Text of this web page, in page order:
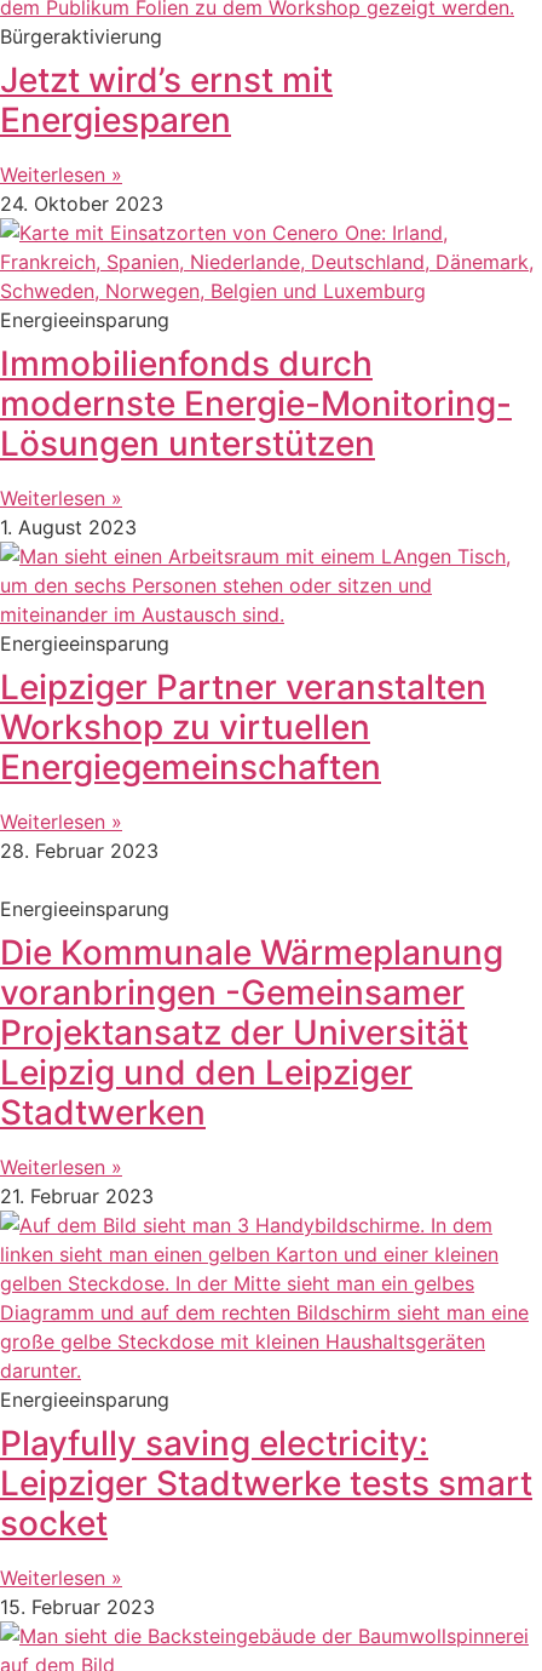
Bürgeraktivierung
Jetzt wird’s ernst mit
Energiesparen
Weiterlesen »
24. Oktober 2023
Energieeinsparung
Immobilienfonds durch
modernste Energie-Monitoring-
Lösungen unterstützen
Weiterlesen »
1. August 2023
Energieeinsparung
Leipziger Partner veranstalten
Workshop zu virtuellen
Energiegemeinschaften
Weiterlesen »
28. Februar 2023
Energieeinsparung
Die Kommunale Wärmeplanung
voranbringen -Gemeinsamer
Projektansatz der Universität
Leipzig und den Leipziger
Stadtwerken
Weiterlesen »
21. Februar 2023
Energieeinsparung
Playfully saving electricity:
Leipziger Stadtwerke tests smart
socket
Weiterlesen »
15. Februar 2023